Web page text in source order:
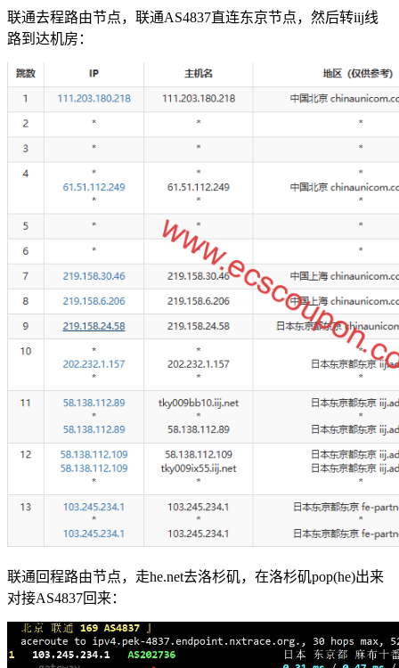
联通去程路由节点，联通AS4837直连东京节点，然后转iij线
路到达机房：
联通回程路由节点，走he.net去洛杉矶，在洛杉矶pop(he)出来
对接AS4837回来：